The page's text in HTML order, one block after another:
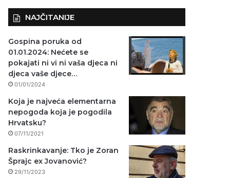
NAJČITANIJE
Gospina poruka od
01.01.2024: Nećete se
pokajati ni vi ni vaša djeca ni
djeca vaše djece…
01/01/2024
Koja je najveća elementarna
nepogoda koja je pogodila
Hrvatsku?
07/11/2021
Raskrinkavanje: Tko je Zoran
Šprajc ex Jovanović?
29/11/2023